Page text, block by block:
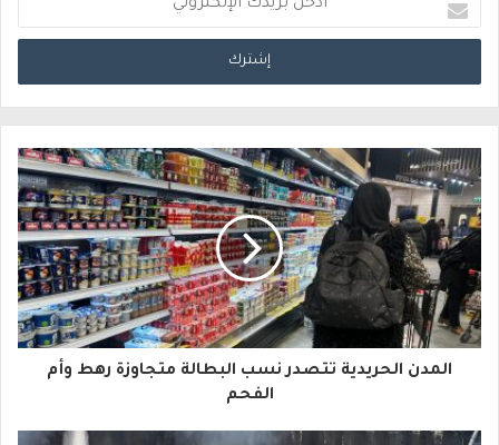
د
خ
ب
ر
ي
د
ك
ا
إ
المدن الحريدية تتصدر نسب البطالة متجاوزة رهط وأم
الفحم